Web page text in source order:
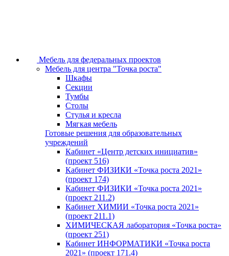
Мебель для федеральных проектов
Мебель для центра "Точка роста"
Шкафы
Секции
Тумбы
Столы
Стулья и кресла
Мягкая мебель
Готовые решения для образовательных
учреждений
Кабинет «Центр детских инициатив»
(проект 516)
Кабинет ФИЗИКИ «Точка роста 2021»
(проект 174)
Кабинет ФИЗИКИ «Точка роста 2021»
(проект 211.2)
Кабинет ХИМИИ «Точка роста 2021»
(проект 211.1)
ХИМИЧЕСКАЯ лаборатория «Точка роста»
(проект 251)
Кабинет ИНФОРМАТИКИ «Точка роста
2021» (проект 171.4)